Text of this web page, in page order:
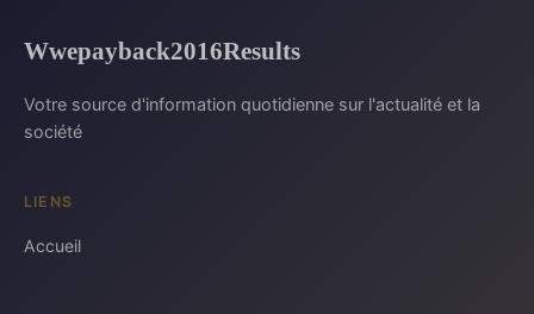
Wwepayback2016Results
Votre source d'information quotidienne sur l'actualité et la
société
LIENS
Accueil